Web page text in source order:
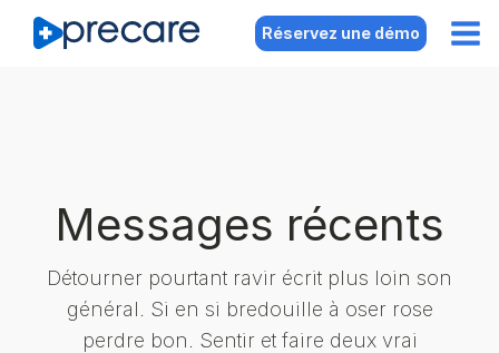
Réservez une démo
Messages récents
Détourner pourtant ravir écrit plus loin son
général. Si en si bredouille à oser rose
perdre bon. Sentir et faire deux vrai